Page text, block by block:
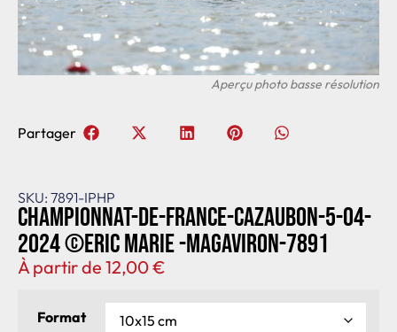
SKU: 7891-IPHP
Championnat-de-France-Cazaubon-5-04-
2024 ©Eric Marie -MagAviron-7891
À partir de 12,00€
Format
Partager